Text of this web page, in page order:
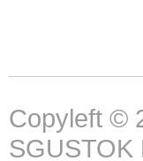
Copyleft ©
SGUSTOK